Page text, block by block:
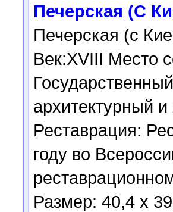
Печерская (С
Печерская (с
Век:XVIII Место
архитектурный
Реставрация:
году во
Размер: 40,4 х